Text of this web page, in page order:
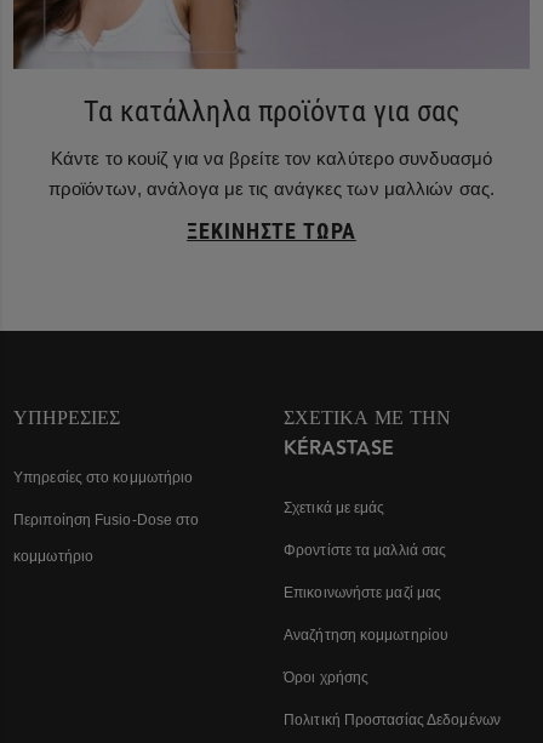
Τα κατάλληλα προϊόντα για σας
Κάντε το κουίζ για να βρείτε τον καλύτερο συνδυασμό
προϊόντων, ανάλογα με τις ανάγκες των μαλλιών σας.
ΞΕΚΙΝΉΣΤΕ ΤΏΡΑ
ΥΠΗΡΕΣΊΕΣ
Υπηρεσίες στο κομμωτήριο
Περιποίηση Fusio-Dose στο
κομμωτήριο
ΣΧΕΤΙΚΆ ΜΕ ΤΗΝ
KÉRASTASE
Σχετικά με εμάς
Φροντίστε τα μαλλιά σας
Επικοινωνήστε μαζί μας
Αναζήτηση κομμωτηρίου
Όροι χρήσης
Πολιτική Προστασίας Δεδομένων